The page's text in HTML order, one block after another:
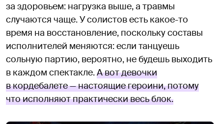
за здоровьем: нагрузка выше, а травмы
случаются чаще. У солистов есть какое-то
время на восстановление, поскольку составы
исполнителей меняются: если танцуешь
сольную партию, вероятно, не будешь выходить
в каждом спектакле.А вот девочки
в кордебалете — настоящие героини, потому
что исполняют практически весь блок.